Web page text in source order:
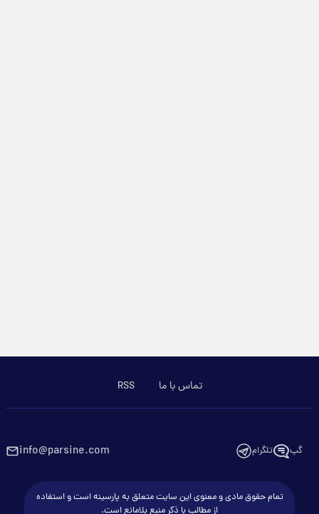
تماس با ما RSS
گپ تلگرام info@parsine.com
تمام حقوق مادی و معنوی این سایت متعلق به پارسینه است و استفاده
از مطالب با ذکر منبع بلامانع است.